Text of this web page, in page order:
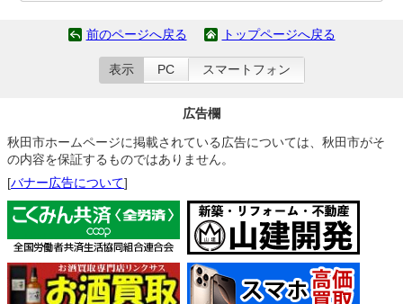
前のページへ戻る トップページへ戻る
表示 PC スマートフォン
広告欄
秋田市ホームページに掲載されている広告については、秋田市がそ
の内容を保証するものではありません。
[バナー広告について]